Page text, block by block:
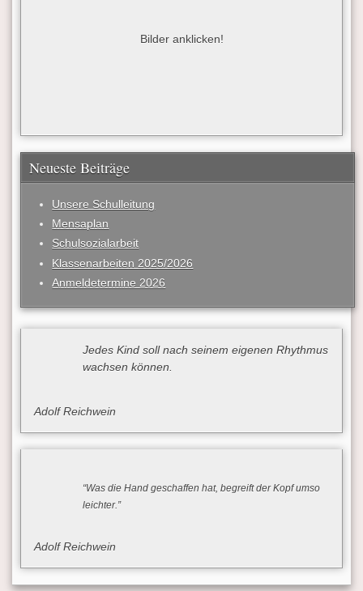
Bilder anklicken!
Neueste Beiträge
Unsere Schulleitung
Mensaplan
Schulsozialarbeit
Klassenarbeiten 2025/2026
Anmeldetermine 2026
Jedes Kind soll nach seinem eigenen Rhythmus
wachsen können.
Adolf Reichwein
“Was die Hand geschaffen hat, begreift der Kopf umso
leichter.”
Adolf Reichwein